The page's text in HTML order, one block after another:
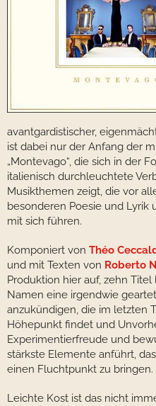
avantgardistischer,
ist dabei nur der Anfang der
„Montevago“, die sich in der
italienisch durchleuchtete
Musikthemen zeigt, die vor
besonderen Poesie und
mit sich führen.
Komponiert von Théo
und mit Texten von Roberto
Produktion hier auf, zehn
Namen eine irgendwie
anzukündigen, die im letzten
Höhepunkt findet und
Experimentierfreude und
stärkste Elemente anführt,
einen Fluchtpunkt zu bringen.
Leichte Kost ist das nicht